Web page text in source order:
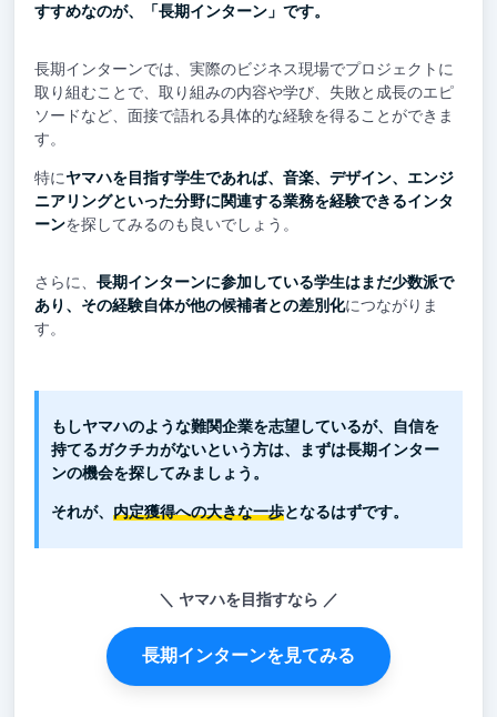
すすめなのが、「長期インターン」です。
長期インターンでは、実際のビジネス現場でプロジェクトに
取り組むことで、取り組みの内容や学び、失敗と成長のエピ
ソードなど、面接で語れる具体的な経験を得ることができま
す。
特にヤマハを目指す学生であれば、音楽、デザイン、エンジ
ニアリングといった分野に関連する業務を経験できるインタ
ーンを探してみるのも良いでしょう。
さらに、 長期インターンに参加している学生はまだ少数派で
あり、その経験自体が他の候補者との差別化につながりま
す。
もしヤマハのような難関企業を志望しているが、自信を
持てるガクチカがないという方は、まずは長期インター
ンの機会を探してみましょう。
それが、内定獲得への大きな一歩となるはずです。
ヤマハを目指すなら
長期インターンを見てみる